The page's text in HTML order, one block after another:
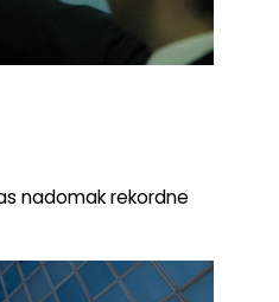
nadomak rekordne